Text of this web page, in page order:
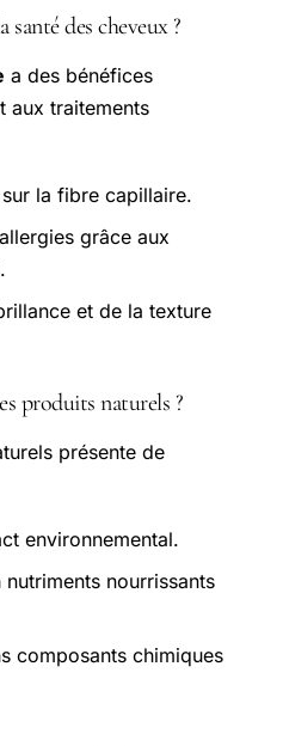
santé des cheveux ?
a des bénéfices
aux traitements
sur la fibre capillaire.
grâce aux
et de la texture
produits naturels ?
présente de
environnemental.
nourrissants
composants chimiques